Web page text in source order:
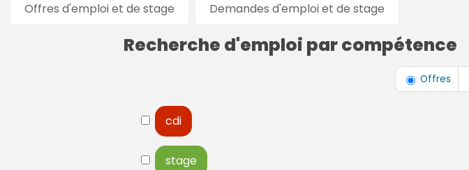
Offres d'emploi et de stage Demandes d'emploi et de stage
Recherche d'emploi par compétence
Offres
cdi
stage